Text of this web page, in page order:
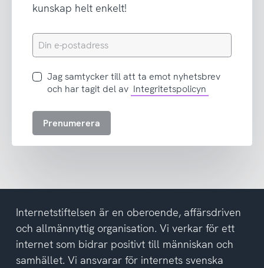
kunskap helt enkelt!
Din
e-
Jag
samtycker
att
del
av
integritetspolicyn
Jag samtycker till att ta emot nyhetsbrev
och har tagit del av Integritetspolicyn
Prenumerera
Internetstiftelsen är en oberoende, affärsdriven
och allmännyttig organisation. Vi verkar för ett
internet som bidrar positivt till människan och
samhället. Vi ansvarar för internets svenska